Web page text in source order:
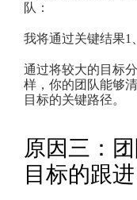
队：
我将通过关键结果1
通过将较大的目标
样，你的团队能够
目标的关键路径。
原因三：
目标的跟进